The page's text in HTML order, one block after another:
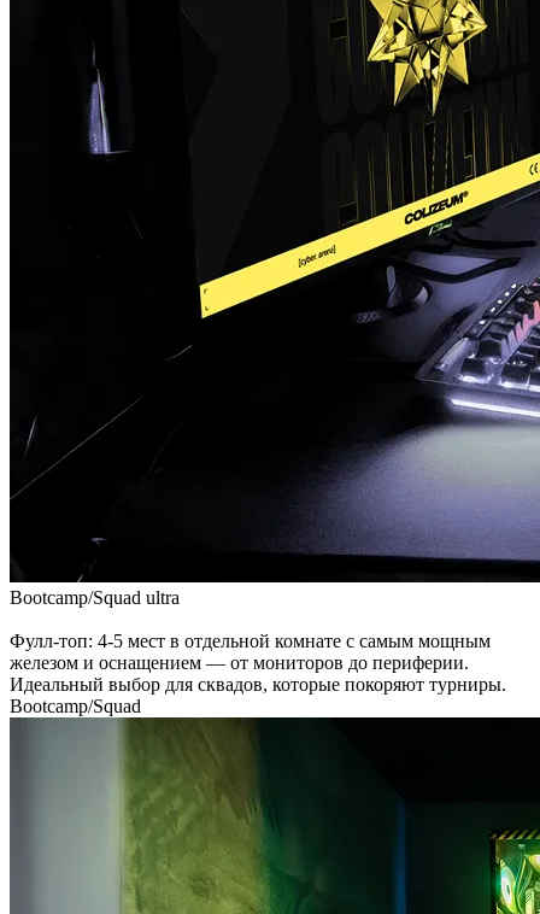
Bootcamp/Squad ultra
Фулл-топ: 4-5 мест в отдельной комнате с самым мощным
железом и оснащением — от мониторов до периферии.
Идеальный выбор для сквадов, которые покоряют турниры.
Bootcamp/Squad